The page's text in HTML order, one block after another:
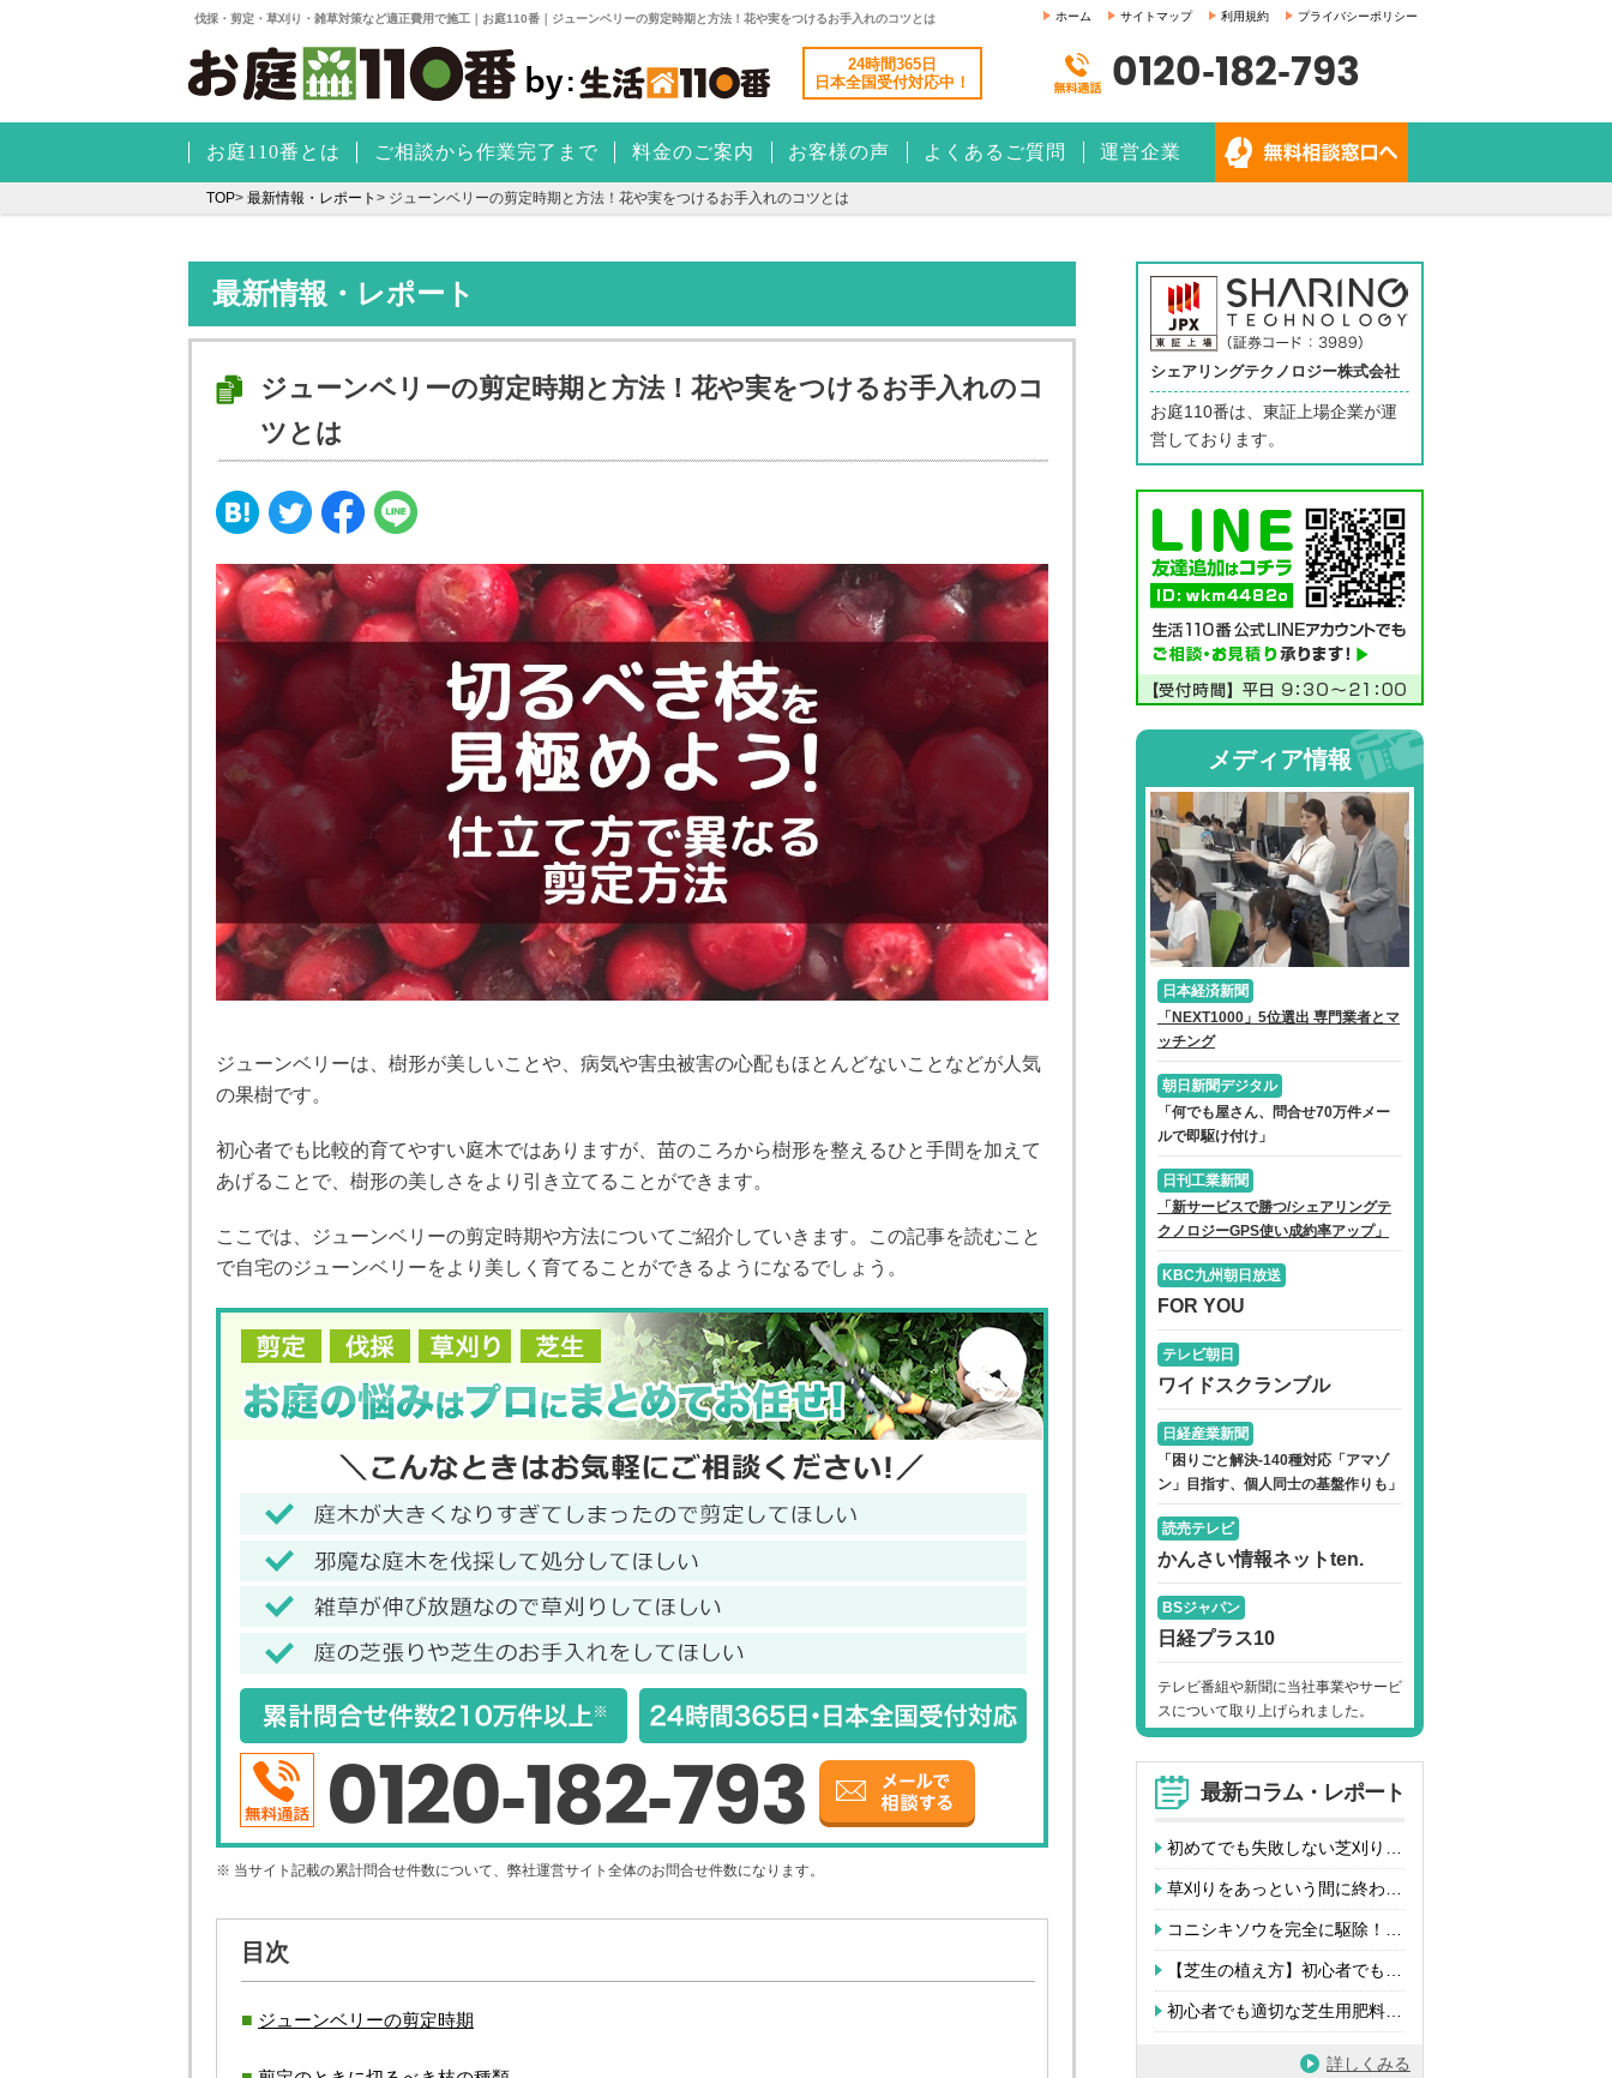
伐採・剪定・草刈り・雑草対策など適正費用で施工｜お庭110番｜ジューンベリーの剪定時期と方法！花や実をつけるお手入れのコツとは ホーム サイトマップ 利用規約 プライバシーポリシー
24時間365日
日本全国受付対応中！ 0120-182-793
お庭110番とは ご相談から作業完了まで 料金のご案内 お客様の声 よくあるご質問 運営企業
TOP> 最新情報・レポート > ジューンベリーの剪定時期と方法！花や実をつけるお手入れのコツとは
最新情報・レポート
ジューンベリーの剪定時期と方法！花や実をつけるお手入れのコ
ツとは
ジューンベリーは、樹形が美しいことや、病気や害虫被害の心配もほとんどないことなどが人気
の果樹です。
初心者でも比較的育てやすい庭木ではありますが、苗のころから樹形を整えるひと手間を加えて
あげることで、樹形の美しさをより引き立てることができます。
ここでは、ジューンベリーの剪定時期や方法についてご紹介していきます。この記事を読むこと
で自宅のジューンベリーをより美しく育てることができるようになるでしょう。
0120-182-793
※ 当サイト記載の累計問合せ件数について、弊社運営サイト全体のお問合せ件数になります。
目次
ジューンベリーの剪定時期
シェアリングテクノロジー株式会社
お庭110番は、東証上場企業が運
営しております。
メディア情報
日本経済新聞
「NEXT1000」5位選出 専門業者とマ
ッチング
朝日新聞デジタル
「何でも屋さん、問合せ70万件メー
ルで即駆け付け」
日刊工業新聞
「新サービスで勝つ/シェアリングテ
クノロジーGPS使い成約率アップ」
KBC九州朝日放送
FOR YOU
テレビ朝日
ワイドスクランブル
日経産業新聞
「困りごと解決-140種対応「アマゾ
ン」目指す、個人同士の基盤作りも」
読売テレビ
かんさい情報ネットten.
BSジャパン
日経プラス10
テレビ番組や新聞に当社事業やサービ
スについて取り上げられました。
最新コラム・レポート
初めてでも失敗しない芝刈り…
草刈りをあっという間に終わ…
コニシキソウを完全に駆除！…
【芝生の植え方】初心者でも…
初心者でも適切な芝生用肥料…
詳しくみる